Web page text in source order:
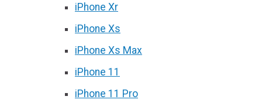
iPhone Xr
iPhone Xs
iPhone Xs Max
iPhone 11
iPhone 11 Pro